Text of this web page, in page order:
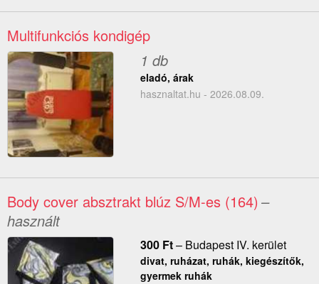
Multifunkciós kondigép
1 db
eladó, árak
hasznaltat.hu - 2026.08.09.
Body cover absztrakt blúz S/M-es (164) –
használt
300 Ft– Budapest IV. kerület
divat, ruházat, ruhák, kiegészítők,
gyermek ruhák